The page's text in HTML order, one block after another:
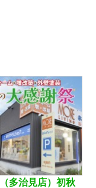
（多治見店）初秋